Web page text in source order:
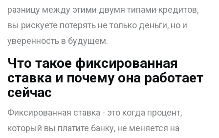
разницу между этими двумя типами кредитов,
вы рискуете потерять не только деньги, но и
уверенность в будущем.
Что такое фиксированная
ставка и почему она работает
сейчас
Фиксированная ставка - это когда процент,
который вы платите банку, не меняется на